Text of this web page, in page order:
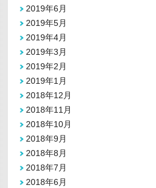
2019年6月
2019年5月
2019年4月
2019年3月
2019年2月
2019年1月
2018年12月
2018年11月
2018年10月
2018年9月
2018年8月
2018年7月
2018年6月